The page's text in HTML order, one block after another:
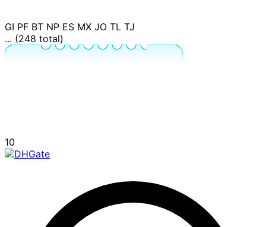
GI PF BT NP ES MX JO TL TJ
... (248 total)
10